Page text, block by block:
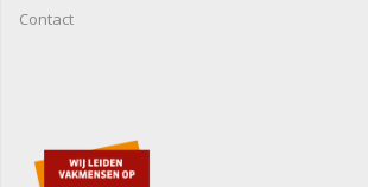
Contact